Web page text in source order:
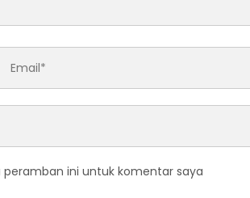
ini untuk komentar saya